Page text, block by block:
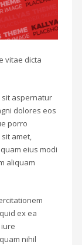
vitae dicta
sit aspernatur
dolores eos
porro
amet,
eius modi
aliquam
ex ea
nihil